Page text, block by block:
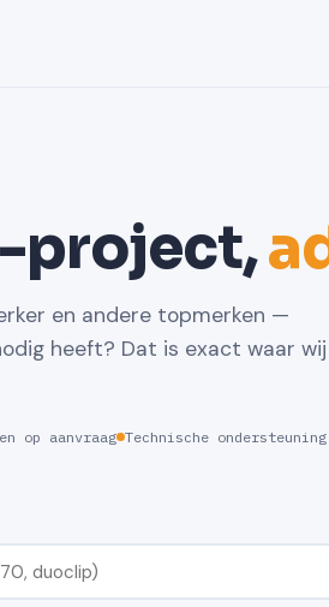
project,
en andere topmerken —
heeft? Dat is exact waar wij
op aanvraag Technische